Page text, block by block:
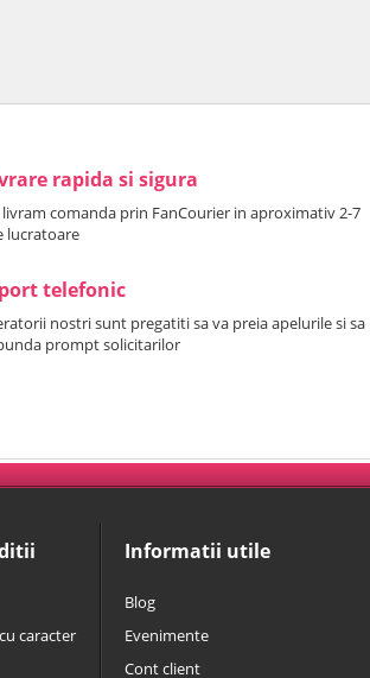
rapida si sigura
livram comanda prin FanCourier in aproximativ 2-7
lucratoare
telefonic
nostri sunt pregatiti sa va preia apelurile si sa
prompt solicitarilor
caracter
Informatii utile
Blog
Evenimente
Cont client